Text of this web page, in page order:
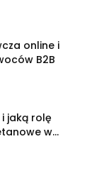
online i
B2B
jaką rolę
w...